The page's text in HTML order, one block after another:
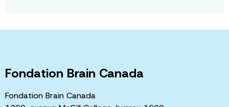
Fondation Brain Canada
Fondation Brain Canada